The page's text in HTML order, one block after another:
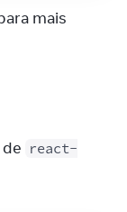
mais
react-